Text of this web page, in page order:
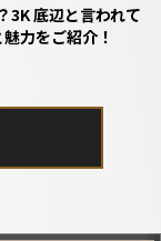
3K 底辺と言われて
力をご紹介！